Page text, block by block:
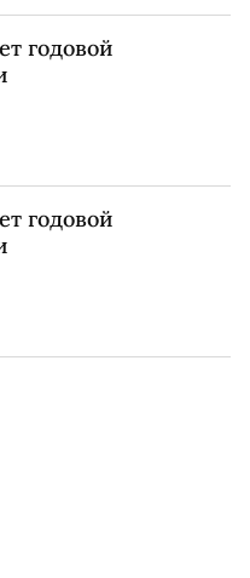
годовой
годовой